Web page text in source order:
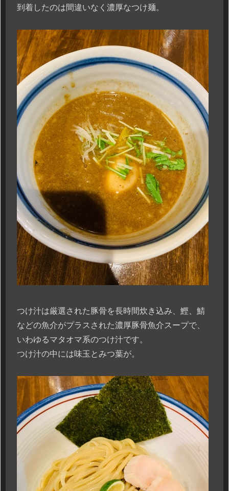
到着したのは間違いなく濃厚なつけ麺。
つけ汁は厳選された豚骨を長時間炊き込み、鰹、鯖
などの魚介がプラスされた濃厚豚骨魚介スープで、
いわゆるマタオマ系のつけ汁です。
つけ汁の中には味玉とみつ葉が。